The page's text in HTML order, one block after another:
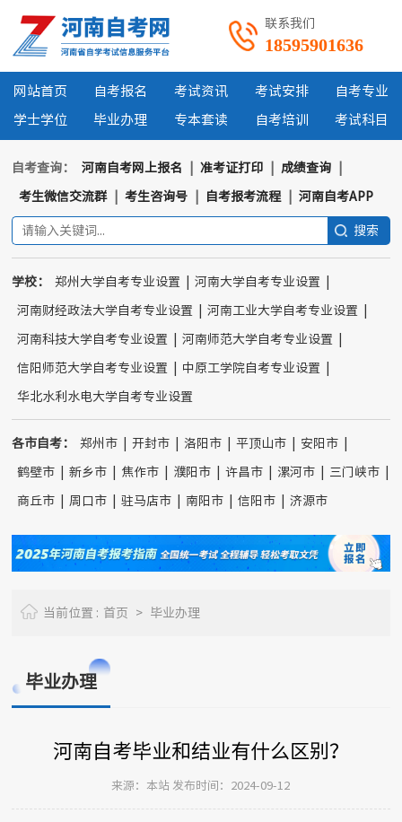
联系我们
18595901636
网站首页 自考报名 考试资讯 考试安排 自考专业
学士学位 毕业办理 专本套读 自考培训 考试科目
自考查询： 河南自考网上报名 准考证打印 成绩查询
考生微信交流群 考生咨询号 自考报考流程 河南自考APP
学校： 郑州大学自考专业设置 河南大学自考专业设置
河南财经政法大学自考专业设置 河南工业大学自考专业设置
河南科技大学自考专业设置 河南师范大学自考专业设置
信阳师范大学自考专业设置 中原工学院自考专业设置
华北水利水电大学自考专业设置
各市自考： 郑州市 开封市 洛阳市 平顶山市 安阳市
鹤壁市 新乡市 焦作市 濮阳市 许昌市 漯河市 三门峡市
商丘市 周口市 驻马店市 南阳市 信阳市 济源市
当前位置 : 首页 > 毕业办理
毕业办理
河南自考毕业和结业有什么区别？
来源：本站 发布时间：2024-09-12